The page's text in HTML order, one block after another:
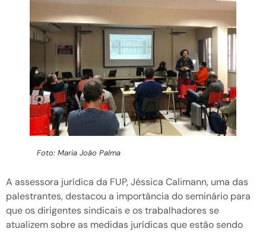
Foto: Maria João Palma
A assessora jurídica da FUP, Jéssica Calimann, uma das
palestrantes, destacou a importância do seminário para
que os dirigentes sindicais e os trabalhadores se
atualizem sobre as medidas jurídicas que estão sendo